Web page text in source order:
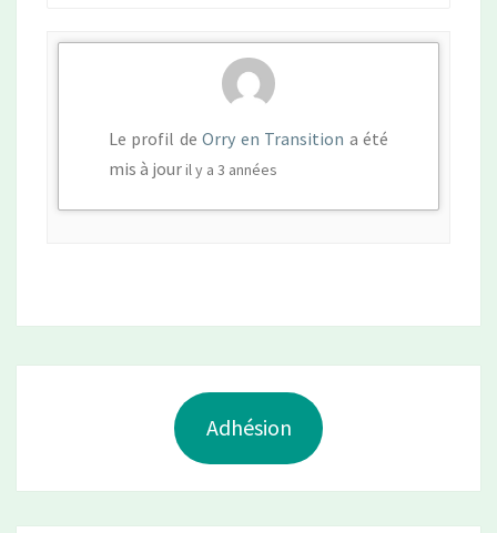
par
Le profil deOrry en Transition a été
mis à jouril y a 3 années
Adhésion